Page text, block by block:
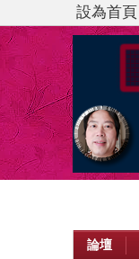
設為首頁
論壇